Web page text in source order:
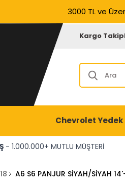
3000 TL ve
Kargo Takip
Chevrolet
- 1.000.000+ MUTLU MÜŞTERİ
A6 S6 PANJUR SİYAH/SİYAH